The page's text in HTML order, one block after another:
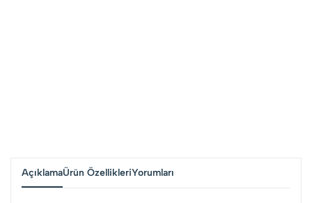
AçıklamaÜrün ÖzellikleriYorumları